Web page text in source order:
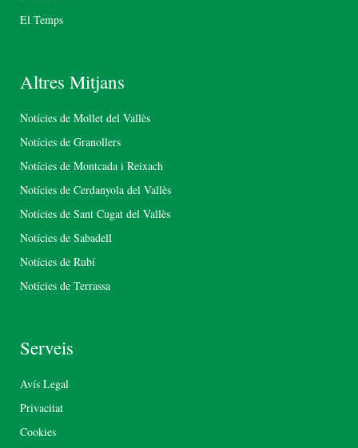
El Temps
Altres Mitjans
Notícies de Mollet del Vallès
Notícies de Granollers
Notícies de Montcada i Reixach
Notícies de Cerdanyola del Vallès
Notícies de Sant Cugat del Vallès
Notícies de Sabadell
Notícies de Rubí
Notícies de Terrassa
Serveis
Avís Legal
Privacitat
Cookies